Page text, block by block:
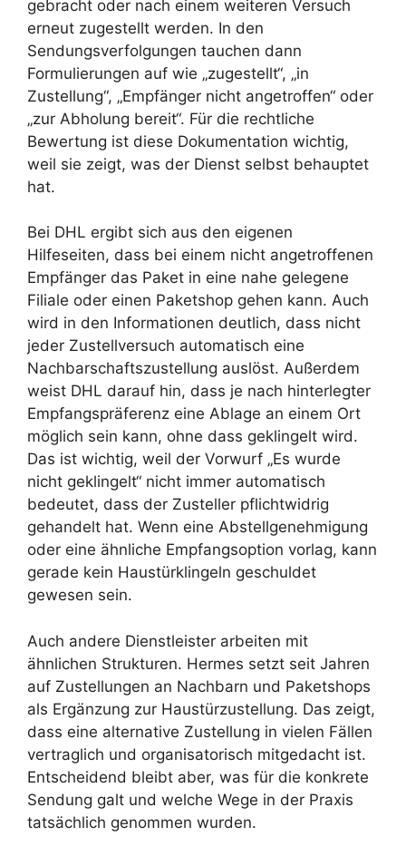
gebracht oder nach einem weiteren Versuch
erneut zugestellt werden. In den
Sendungsverfolgungen tauchen dann
Formulierungen auf wie „zugestellt“, „in
Zustellung“, „Empfänger nicht angetroffen“ oder
„zur Abholung bereit“. Für die rechtliche
Bewertung ist diese Dokumentation wichtig,
weil sie zeigt, was der Dienst selbst behauptet
hat.
Bei DHL ergibt sich aus den eigenen
Hilfeseiten, dass bei einem nicht angetroffenen
Empfänger das Paket in eine nahe gelegene
Filiale oder einen Paketshop gehen kann. Auch
wird in den Informationen deutlich, dass nicht
jeder Zustellversuch automatisch eine
Nachbarschaftszustellung auslöst. Außerdem
weist DHL darauf hin, dass je nach hinterlegter
Empfangspräferenz eine Ablage an einem Ort
möglich sein kann, ohne dass geklingelt wird.
Das ist wichtig, weil der Vorwurf „Es wurde
nicht geklingelt“ nicht immer automatisch
bedeutet, dass der Zusteller pflichtwidrig
gehandelt hat. Wenn eine Abstellgenehmigung
oder eine ähnliche Empfangsoption vorlag, kann
gerade kein Haustürklingeln geschuldet
gewesen sein.
Auch andere Dienstleister arbeiten mit
ähnlichen Strukturen. Hermes setzt seit Jahren
auf Zustellungen an Nachbarn und Paketshops
als Ergänzung zur Haustürzustellung. Das zeigt,
dass eine alternative Zustellung in vielen Fällen
vertraglich und organisatorisch mitgedacht ist.
Entscheidend bleibt aber, was für die konkrete
Sendung galt und welche Wege in der Praxis
tatsächlich genommen wurden.